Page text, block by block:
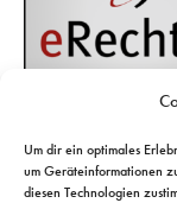
Um dir ein optimales
um Geräteinformationen
diesen Technologien